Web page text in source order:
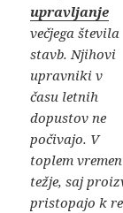
upravljanje
večjega števila
stavb. Njihovi
upravniki v
času letnih
dopustov ne
počivajo. V
toplem
težje, saj
pristopajo k